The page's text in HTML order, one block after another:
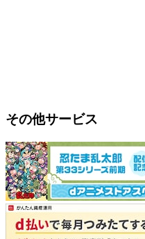
その他サービス